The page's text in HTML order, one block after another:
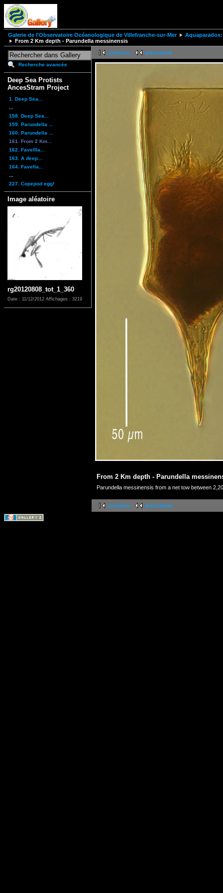
Galerie de l'Observatoire Océanologique de Villefranche-sur-Mer
From 2 Km depth - Parundella messinensis
Recherche avancée
Deep Sea Protists
AncesStram Project
1. Deep Sea...
158. Deep Sea...
159. Parundella ...
160. Parundella ...
161. From 2 Km...
162. Favellla...
163. A deep...
164. Favella...
227. Copepod egg!
Image aléatoire
rg20120808_tot_1_360
Date : 11/12/2012 Affichages : 3219
première précédente
From 2 Km depth - Parundella
Parundella messinensis from a net tow between
première précédente